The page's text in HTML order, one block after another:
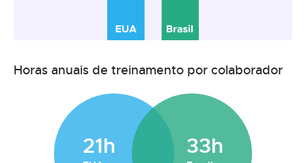
Horas anuais de treinamento por colaborador
21h 33h